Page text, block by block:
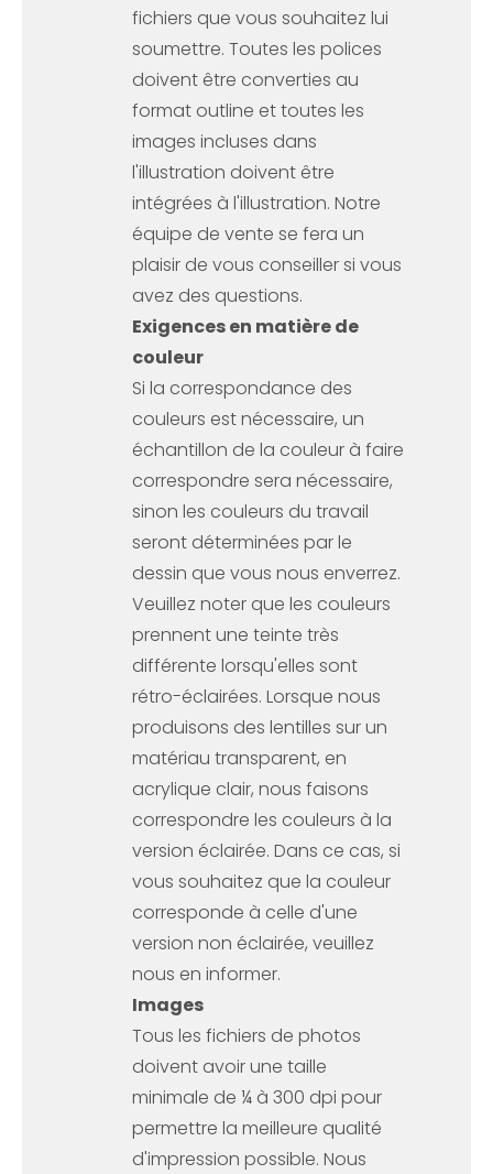
fichiers que vous souhaitez lui
soumettre. Toutes les polices
doivent être converties au
format outline et toutes les
images incluses dans
l'illustration doivent être
intégrées à l'illustration. Notre
équipe de vente se fera un
plaisir de vous conseiller si vous
avez des questions.
Exigences en matière de
couleur
Si la correspondance des
couleurs est nécessaire, un
échantillon de la couleur à faire
correspondre sera nécessaire,
sinon les couleurs du travail
seront déterminées par le
dessin que vous nous enverrez.
Veuillez noter que les couleurs
prennent une teinte très
différente lorsqu'elles sont
rétro-éclairées. Lorsque nous
produisons des lentilles sur un
matériau transparent, en
acrylique clair, nous faisons
correspondre les couleurs à la
version éclairée. Dans ce cas, si
vous souhaitez que la couleur
corresponde à celle d'une
version non éclairée, veuillez
nous en informer.
Images
Tous les fichiers de photos
doivent avoir une taille
minimale de ¼ à 300 dpi pour
permettre la meilleure qualité
d'impression possible. Nous